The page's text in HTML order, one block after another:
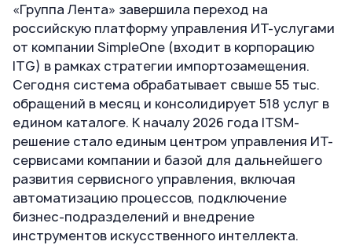
«Группа Лента» завершила переход на
российскую платформу управления ИТ-услугами
от компании SimpleOne (входит в корпорацию
ITG) в рамках стратегии импортозамещения.
Сегодня система обрабатывает свыше 55 тыс.
обращений в месяц и консолидирует 518 услуг в
едином каталоге. К началу 2026 года ITSM-
решение стало единым центром управления ИТ-
сервисами компании и базой для дальнейшего
развития сервисного управления, включая
автоматизацию процессов, подключение
бизнес-подразделений и внедрение
инструментов искусственного интеллекта.